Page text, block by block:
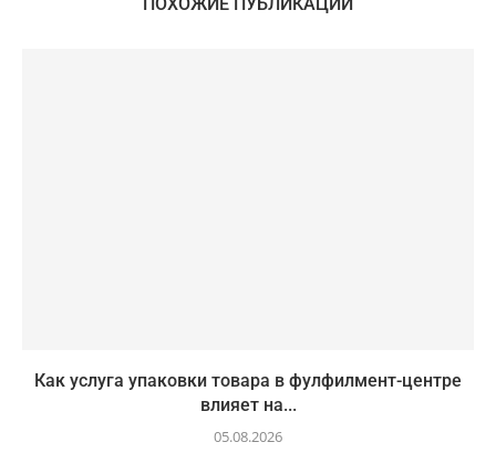
Как услуга упаковки товара в фулфилмент-центре
влияет на...
05.08.2026